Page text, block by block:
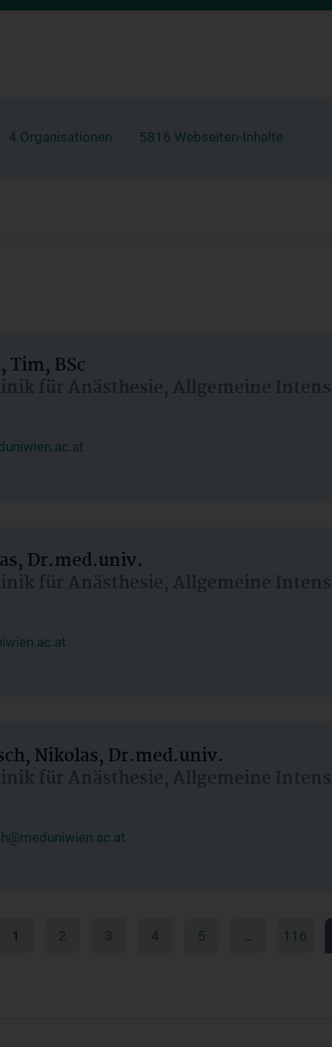
4 Organisationen 5816 Webseiten-Inhalte
Tim, BSc
für Anästhesie, Allgemeine
Dr.med.univ.
für Anästhesie, Allgemeine
Nikolas, Dr.med.univ.
für Anästhesie, Allgemeine
1 2 3 4 5 … 116